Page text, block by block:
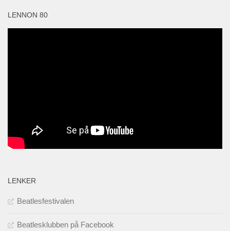
LENNON 80
LENKER
Beatlesfestivalen
Beatlesklubben på Facebook